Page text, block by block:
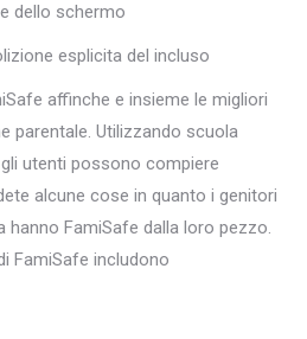
dello schermo
esplicita del incluso
affinche e insieme le migliori
parentale. Utilizzando scuola
utenti possono compiere
alcune cose in quanto i genitori
FamiSafe dalla loro pezzo.
FamiSafe includono